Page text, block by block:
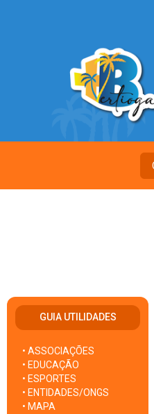
GUIA UTILIDADES
• ASSOCIAÇÕES
• EDUCAÇÃO
• ESPORTES
• ENTIDADES/ONGS
• MAPA